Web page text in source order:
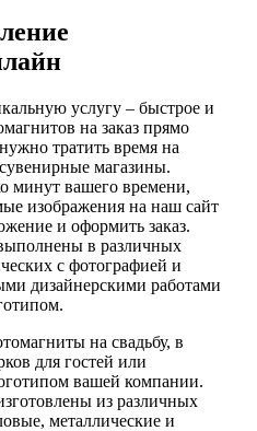
услугу – быстрое и
на заказ прямо
тратить время на
магазины.
минут вашего времени,
изображения на наш сайт
и оформить заказ.
в различных
с фотографией и
дизайнерскими работами
на свадьбу, в
для гостей или
вашей компании.
из различных
металлические и